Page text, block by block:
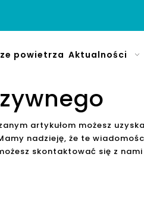
powietrza Aktualności
artykułom możesz
nadzieję, że te
skontaktować się z